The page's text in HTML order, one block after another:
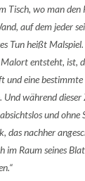
Tisch, wo man
auf dem jeder
Tun heißt
entsteht, ist,
und eine
während dieser
und
das nachher
im Raum seines